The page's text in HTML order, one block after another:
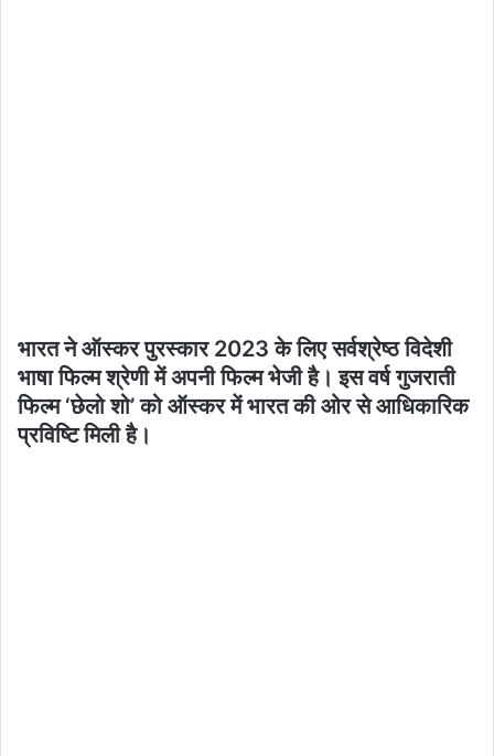
भारत ने ऑस्कर पुरस्कार 2023 के लिए सर्वश्रेष्ठ विदेशी
भाषा फिल्म श्रेणी में अपनी फिल्म भेजी है। इस वर्ष गुजराती
फिल्म ‘छेलो शो’ को ऑस्कर में भारत की ओर से आधिकारिक
प्रविष्टि मिली है।